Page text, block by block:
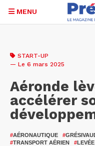
contenu
MENU
START-UP
— Le 6 mars 2025
Aéronde
accélérer
#AÉRONAUTIQUE #
#TRANSPORT AÉRIEN #